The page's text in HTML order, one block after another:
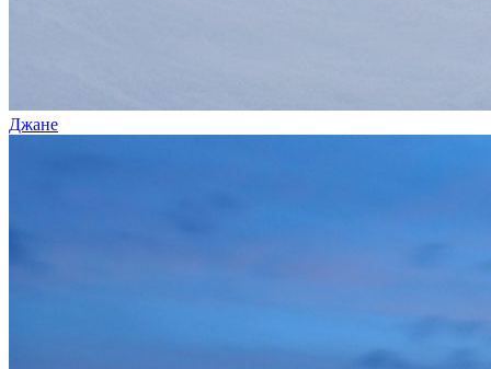
Джане